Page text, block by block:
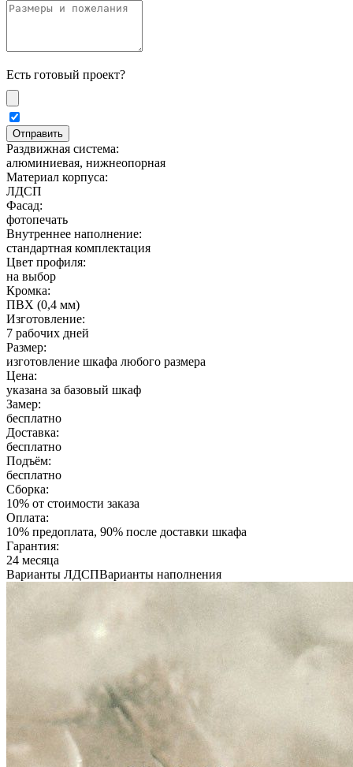
Есть готовый проект?
Раздвижная система:
алюминиевая, нижнеопорная
Материал корпуса:
ЛДСП
Фасад:
фотопечать
Внутреннее наполнение:
стандартная комплектация
Цвет профиля:
на выбор
Кромка:
ПВХ (0,4 мм)
Изготовление:
7 рабочих дней
Размер:
изготовление шкафа любого размера
Цена:
указана за базовый шкаф
Замер:
бесплатно
Доставка:
бесплатно
Подъём:
бесплатно
Сборка:
10% от стоимости заказа
Оплата:
10% предоплата, 90% после доставки шкафа
Гарантия:
24 месяца
Варианты ЛДСПВарианты наполнения